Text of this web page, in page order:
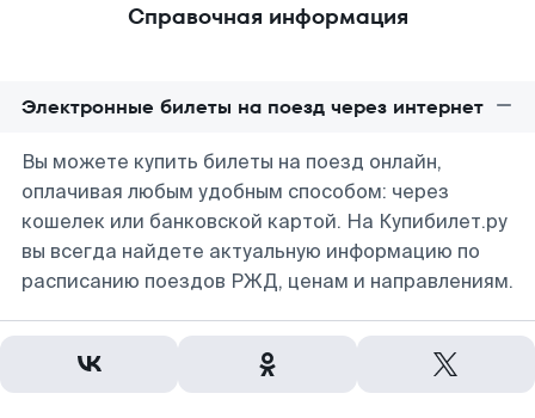
Справочная информация
Электронные билеты на поезд через интернет
Вы можете купить билеты на поезд онлайн,
оплачивая любым удобным способом: через
кошелек или банковской картой. На Купибилет.ру
вы всегда найдете актуальную информацию по
расписанию поездов РЖД, ценам и направлениям.